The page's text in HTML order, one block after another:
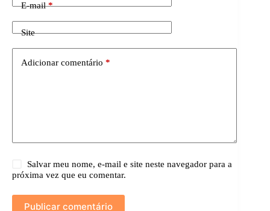
E-mail*
Site
Adicionar comentário *
Salvar meu nome, e-mail e site neste navegador para a
próxima vez que eu comentar.
Publicar comentário